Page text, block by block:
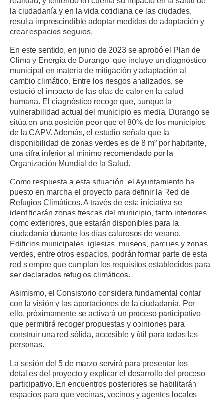
la ciudadanía y en la vida cotidiana de las ciudades,
resulta imprescindible adoptar medidas de adaptación y
crear espacios seguros.
En este sentido, en junio de 2023 se aprobó el Plan de
Clima y Energía de Durango, que incluye un diagnóstico
municipal en materia de mitigación y adaptación al
cambio climático. Entre los riesgos analizados, se
estudió el impacto de las olas de calor en la salud
humana. El diagnóstico recoge que, aunque la
vulnerabilidad actual del municipio es media, Durango se
sitúa en una posición peor que el 80% de los municipios
de la CAPV. Además, el estudio señala que la
disponibilidad de zonas verdes es de 8 m² por habitante,
una cifra inferior al mínimo recomendado por la
Organización Mundial de la Salud.
Como respuesta a esta situación, el Ayuntamiento ha
puesto en marcha el proyecto para definir la Red de
Refugios Climáticos. A través de esta iniciativa se
identificarán zonas frescas del municipio, tanto interiores
como exteriores, que estarán disponibles para la
ciudadanía durante los días calurosos de verano.
Edificios municipales, iglesias, museos, parques y zonas
verdes, entre otros espacios, podrán formar parte de esta
red siempre que cumplan los requisitos establecidos para
ser declarados refugios climáticos.
Asimismo, el Consistorio considera fundamental contar
con la visión y las aportaciones de la ciudadanía. Por
ello, próximamente se activará un proceso participativo
que permitirá recoger propuestas y opiniones para
construir una red sólida, accesible y útil para todas las
personas.
La sesión del 5 de marzo servirá para presentar los
detalles del proyecto y explicar el desarrollo del proceso
participativo. En encuentros posteriores se habilitarán
espacios para que vecinas, vecinos y agentes locales